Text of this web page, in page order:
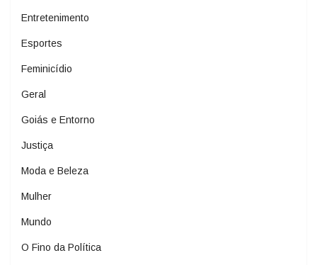
Entretenimento
Esportes
Feminicídio
Geral
Goiás e Entorno
Justiça
Moda e Beleza
Mulher
Mundo
O Fino da Política